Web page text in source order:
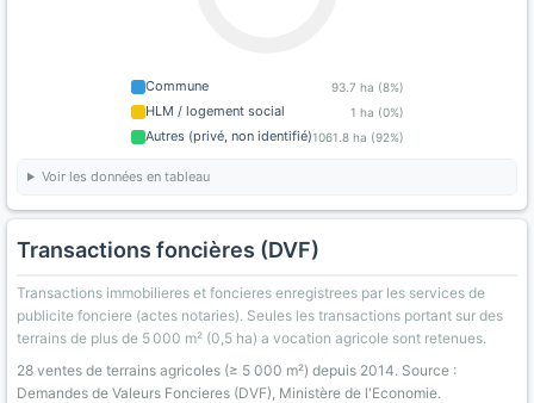
Commune 93.7 ha (8%)
HLM / logement social 1 ha (0%)
Autres (privé, non identifié)1061.8 ha (92%)
Voir les données en tableau
Transactions foncières (DVF)
Transactions immobilieres et foncieres enregistrees par les services de
publicite fonciere (actes notaries). Seules les transactions portant sur des
terrains de plus de 5 000 m² (0,5 ha) a vocation agricole sont retenues.
28 ventes de terrains agricoles (≥ 5 000 m²) depuis 2014. Source :
Demandes de Valeurs Foncieres (DVF), Ministère de l'Economie.